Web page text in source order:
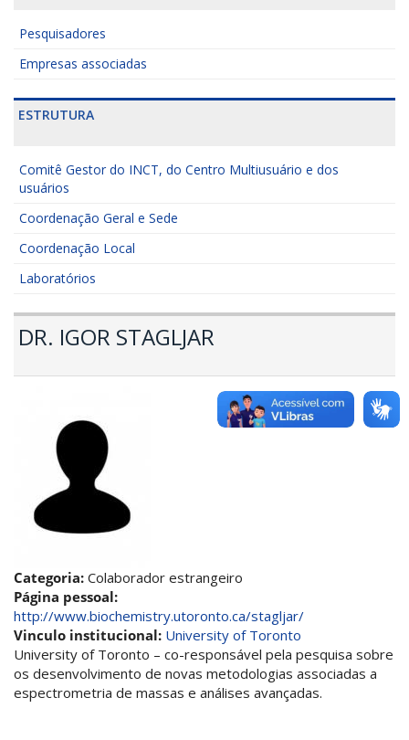
Pesquisadores
Empresas associadas
ESTRUTURA
Comitê Gestor do INCT, do Centro Multiusuário e dos
usuários
Coordenação Geral e Sede
Coordenação Local
Laboratórios
DR. IGOR STAGLJAR
Categoria: Colaborador estrangeiro
Página pessoal:
http://www.biochemistry.utoronto.ca/stagljar/
Vinculo institucional: University of Toronto
University of Toronto – co-responsável pela pesquisa sobre
os desenvolvimento de novas metodologias associadas a
espectrometria de massas e análises avançadas.